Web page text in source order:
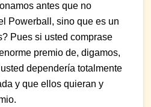
antes que no
Powerball, sino que es un
Pues si usted comprase
premio de, digamos,
dependería totalmente
y que ellos quieran y